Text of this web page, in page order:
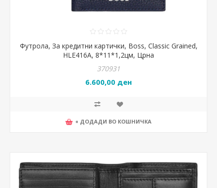
Футрола, За кредитни картички, Boss, Classic Grained,
HLE416A, 8*11*1,2цм, Црна
370931
6.600,00 ден
+ ДОДАДИ ВО КОШНИЧКА